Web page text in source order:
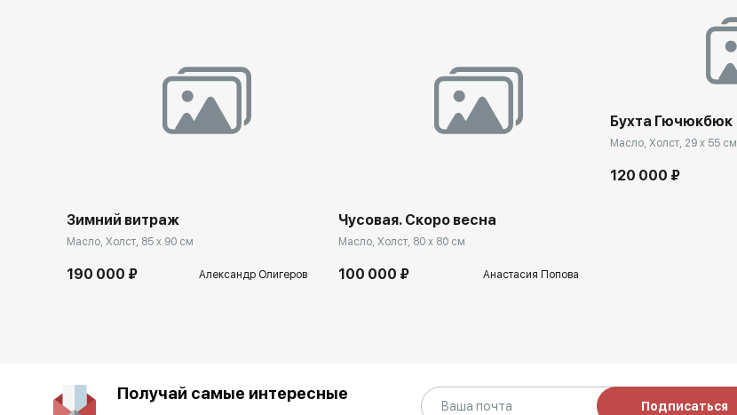
2014 г. - Выставка «Поколение» в галерее ''Нагорная'' г.
2014 г. - Московский художественный салон. ЦДХ
2015 г. - Московский международный художественный
салон "ЦДХ
2016 г. - Выставка «Фестиваль цветов» Музей-усадьба
п. Фряново, Щёлковская районная
галерея г. Щёлково
2016 г. - Выставка «Зимняя сказка» Музей-усадьба п.
Фряново
Зимний витраж
Масло, Холст, 85 x 90 см
190 000 ₽ Александр Олигеров
Чусовая. Скоро весна
Масло, Холст, 80 x 80 см
100 000 ₽ Анастасия Попова
Бухта Гючюкбюк
Масло, Холст, 29 x 55 см
120 000 ₽
Получай самые интересные
Подписаться